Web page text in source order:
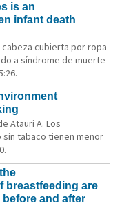
is an
infant death
cabeza cubierta por ropa
a síndrome de muerte
Atauri A. Los
tabaco tienen menor
breastfeeding are
and after